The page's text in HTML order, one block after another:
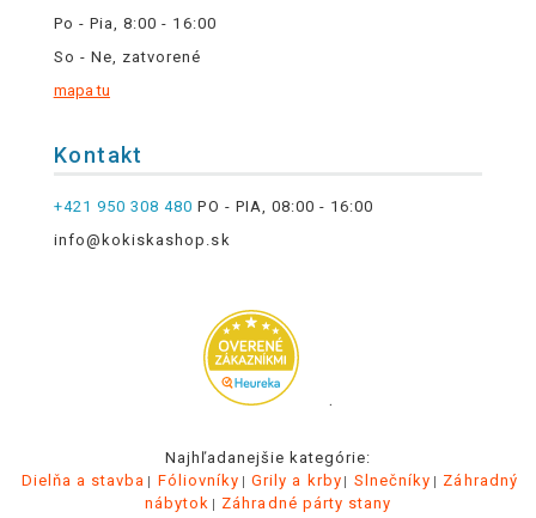
Po - Pia, 8:00 - 16:00
So - Ne, zatvorené
mapa tu
Kontakt
+421 950 308 480 PO - PIA, 08:00 - 16:00
info@kokiskashop.sk
.
Najhľadanejšie kategórie:
Dielňa a stavba
Fóliovníky Grily a krby Slnečníky
Záhradný
nábytok
Záhradné párty stany